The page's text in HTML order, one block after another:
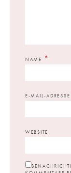
NAME *
E-MAIL-ADRESSE
WEBSITE